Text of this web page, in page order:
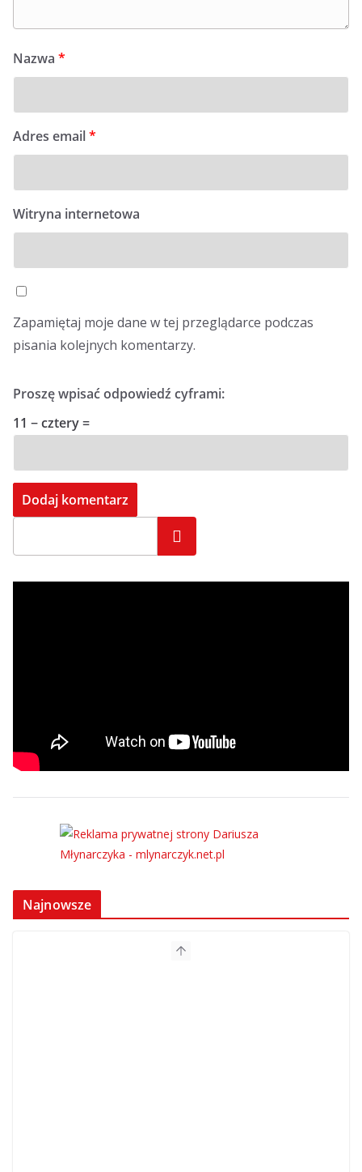
Nazwa *
Adres email*
Witryna internetowa
Zapamiętaj moje dane w tej przeglądarce podczas
pisania kolejnych komentarzy.
Proszę wpisać odpowiedź cyframi:
11 − cztery =
Szukaj
Najnowsze